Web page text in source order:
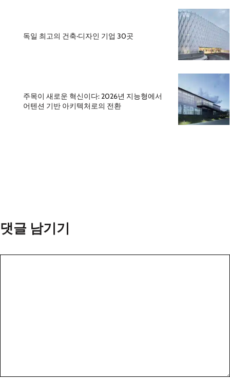
독일 최고의 건축·디자인 기업 30곳
주목이 새로운 혁신이다: 2026년 지능형에서
어텐션 기반 아키텍처로의 전환
댓글 남기기